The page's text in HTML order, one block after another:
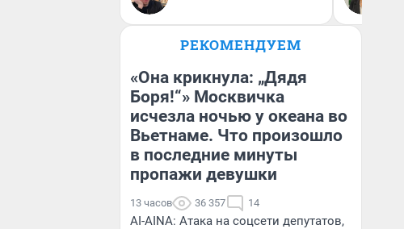
РЕКОМЕНДУЕМ
«Она крикнула: „Дядя
Боря!“» Москвичка
исчезла ночью у океана во
Вьетнаме. Что произошло
в последние минуты
пропажи девушки
13 часов 36 357 14
AI-AINA: Атака на соцсети депутатов,